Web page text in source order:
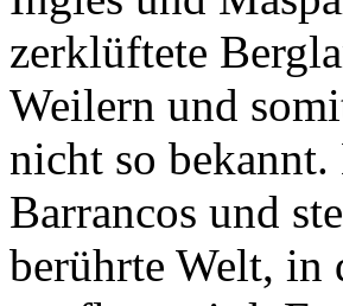
zerklüftete
Weilern und
nicht so
Barrancos und
berührte Welt,